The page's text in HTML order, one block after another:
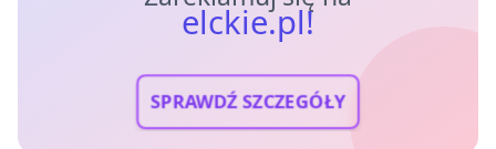
elckie.pl!
SPRAWDŹ SZCZEGÓŁY